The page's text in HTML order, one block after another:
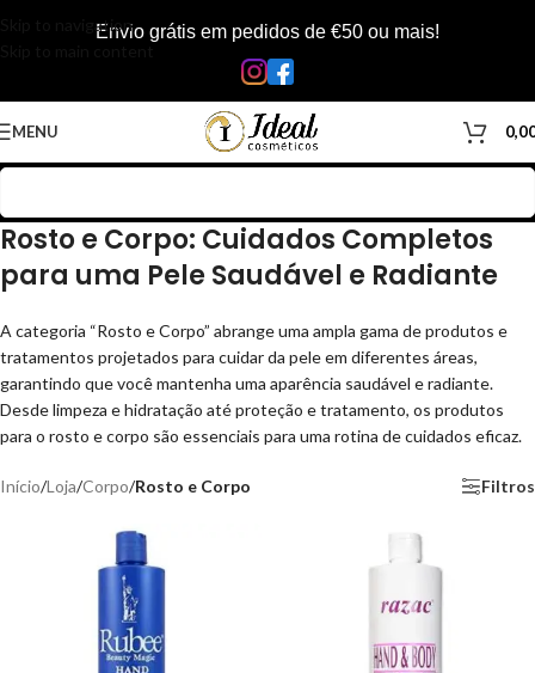
Skip to navigationEnvio grátis em pedidos de €50 ou mais!
MENU
Rosto e Corpo: Cuidados Completos
para uma Pele Saudável e Radiante
A categoria “Rosto e Corpo” abrange uma ampla gama de produtos e
tratamentos projetados para cuidar da pele em diferentes áreas,
garantindo que você mantenha uma aparência saudável e radiante.
Desde limpeza e hidratação até proteção e tratamento, os produtos
para o rosto e corpo são essenciais para uma rotina de cuidados eficaz.
Início/Loja/Corpo/Rosto e Corpo Filtros